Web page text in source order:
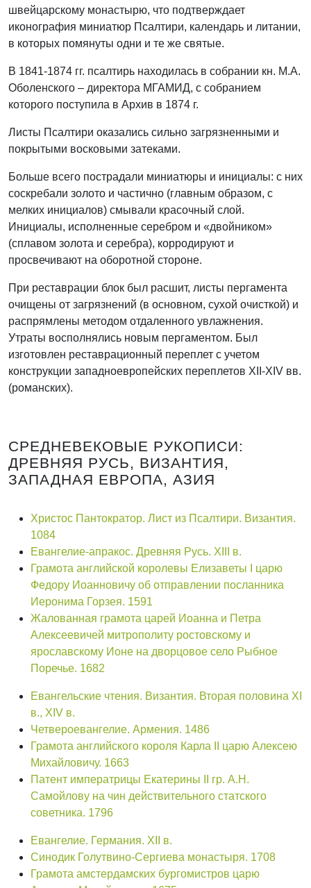
швейцарскому монастырю, что подтверждает
иконография миниатюр Псалтири, календарь и литании,
в которых помянуты одни и те же святые.
В 1841-1874 гг. псалтирь находилась в собрании кн. М.А.
Оболенского – директора МГАМИД, с собранием
которого поступила в Архив в 1874 г.
Листы Псалтири оказались сильно загрязненными и
покрытыми восковыми затеками.
Больше всего пострадали миниатюры и инициалы: с них
соскребали золото и частично (главным образом, с
мелких инициалов) смывали красочный слой.
Инициалы, исполненные серебром и «двойником»
(сплавом золота и серебра), корродируют и
просвечивают на оборотной стороне.
При реставрации блок был расшит, листы пергамента
очищены от загрязнений (в основном, сухой очисткой) и
распрямлены методом отдаленного увлажнения.
Утраты восполнялись новым пергаментом. Был
изготовлен реставрационный переплет с учетом
конструкции западноевропейских переплетов XII-XIV вв.
(романских).
СРЕДНЕВЕКОВЫЕ РУКОПИСИ:
ДРЕВНЯЯ РУСЬ, ВИЗАНТИЯ,
ЗАПАДНАЯ ЕВРОПА, АЗИЯ
Христос Пантократор. Лист из Псалтири. Византия.
1084
Евангелие-апракос. Древняя Русь. XIII в.
Грамота английской королевы Елизаветы I царю
Федору Иоанновичу об отправлении посланника
Иеронима Горзея. 1591
Жалованная грамота царей Иоанна и Петра
Алексеевичей митрополиту ростовскому и
ярославскому Ионе на дворцовое село Рыбное
Поречье. 1682
Евангельские чтения. Византия. Вторая половина XI
в., XIV в.
Четвероевангелие. Армения. 1486
Грамота английского короля Карла II царю Алексею
Михайловичу. 1663
Патент императрицы Екатерины II гр. А.Н.
Самойлову на чин действительного статского
советника. 1796
Евангелие. Германия. XII в.
Синодик Голутвино-Сергиева монастыря. 1708
Грамота амстердамских бургомистров царю